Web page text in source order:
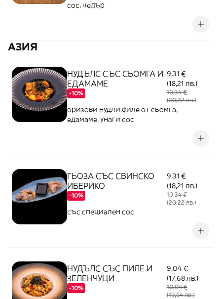
сос, чедър
АЗИЯ
НУДЪЛС СЪС СЬОМГА И
ЕДАМАМЕ
-10%
9,31 €
(18,21 лв.)
10,34 €
(20,22 лв.)
оризови нудли,филе от сьомга,
едамаме, унаги сос
ГЬОЗА СЪС СВИНСКО
ИБЕРИКО
-10%
9,31 €
(18,21 лв.)
10,34 €
(20,22 лв.)
със специален сос
НУДЪЛС СЪС ПИЛЕ И
ЗЕЛЕНЧУЦИ
-10%
9,04 €
(17,68 лв.)
10,04 €
(19,64 лв.)